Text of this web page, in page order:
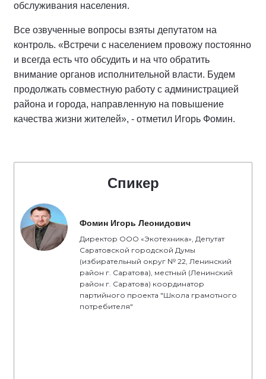
обслуживания населения.
Все озвученные вопросы взяты депутатом на
контроль. «Встречи с населением провожу постоянно
и всегда есть что обсудить и на что обратить
внимание органов исполнительной власти. Будем
продолжать совместную работу с администрацией
района и города, направленную на повышение
качества жизни жителей», - отметил Игорь Фомин.
Спикер
Фомин Игорь Леонидович
Директор ООО «Экотехника», Депутат
Саратовской городской Думы
(избирательный округ № 22, Ленинский
район г. Саратова), местный (Ленинский
район г. Саратова) координатор
партийного проекта "Школа грамотного
потребителя"